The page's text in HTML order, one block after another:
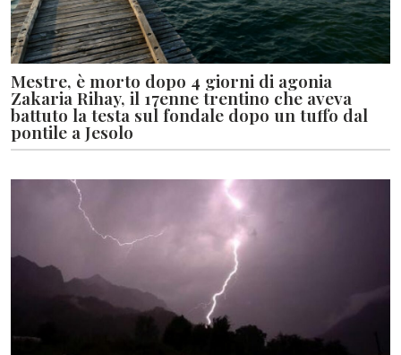
Mestre, è morto dopo 4 giorni di agonia
Zakaria Rihay, il 17enne trentino che aveva
battuto la testa sul fondale dopo un tuffo dal
pontile a Jesolo